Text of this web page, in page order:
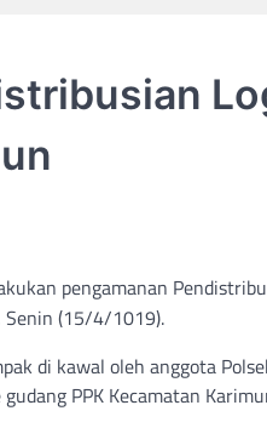
pengamanan
Senin (15/4/1019).
di kawal oleh anggota
PPK Kecamatan